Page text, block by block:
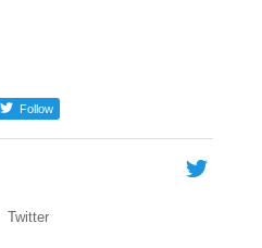
Follow
Twitter